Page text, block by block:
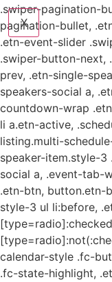
X
.swiper-pagination-
pagination-bullet,
.etn-event-slider
.swiper-button-next,
prev, .etn-single-
speakers-social a,
countdown-wrap
li a.etn-active,
listing.multi-
speaker-item.style-
social a, .event-tab-
.etn-btn, button.etn-
style-3 ul li:before,
calendar-style .fc-
.fc-state-highlight,